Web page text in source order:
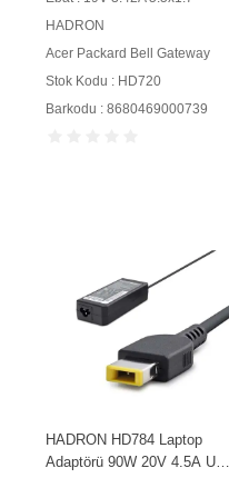
HADRON
Acer Packard Bell Gateway
Stok Kodu : HD720
Barkodu : 8680469000739
HADRON HD784 Laptop
Adaptörü 90W 20V 4.5A USB